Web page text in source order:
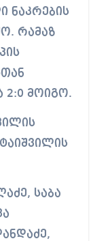
ნაკრების
რამაზ
2:0 მოიგო.
საბა